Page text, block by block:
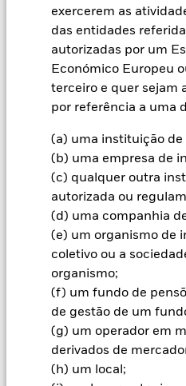
exercerem as
das entidades
autorizadas por um
Económico Europeu
terceiro e quer sejam
por referência a uma
(a) uma instituição de
(b) uma empresa de
(c) qualquer outra
autorizada ou
(d) uma companhia
(e) um organismo de
coletivo ou a
organismo;
(f) um fundo de
de gestão de um
(g) um operador em
derivados de
(h) um local;
e seus rendimentos podem
não são garantidos.
montante originalmente
Informação importante:O valor
renda a partir dele vai variar, e
investimento inicial não pode
Todas as categorias de acções
derivados para a cobertura do
derivados para uma categoria
de contágio (também
categorias de acções do fundo.
envidará os esforços
procedimentos adequados
contágio a outra categoria de
pendente imediatamente
categorias de acções com
assinaladas com a expressão
de acções. Além disso, está
dirigido à sociedade gestora
todas as categorias de acções